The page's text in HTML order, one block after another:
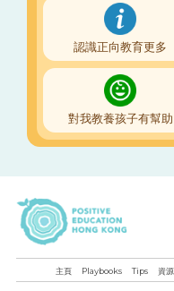
認識正向教育更多
對我教養孩子有幫助
主頁 Playbooks Tips 資